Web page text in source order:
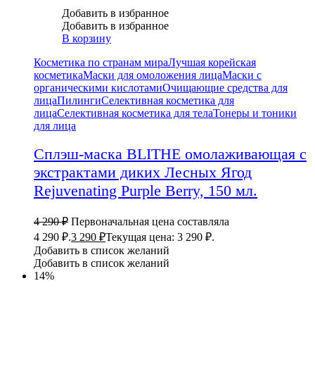
Добавить в избранное
Добавить в избранное
В корзину
Косметика по странам мираЛучшая корейская
косметикаМаски для омоложения лицаМаски с
органическими кислотамиОчищающие средства для
лицаПилингиСелективная косметика для
лицаСелективная косметика для телаТонеры и тоники
для лица
Сплэш-маска BLITHE омолаживающая с
экстрактами диких Лесных Ягод
Rejuvenating Purple Berry, 150 мл.
4 290₽ Первоначальная цена составляла
4 290 ₽.3 290 ₽Текущая цена: 3 290 ₽.
Добавить в список желаний
Добавить в список желаний
14%